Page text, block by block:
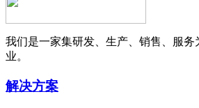
我们是一家集研发、生产、销售、服务
业。
解决方案